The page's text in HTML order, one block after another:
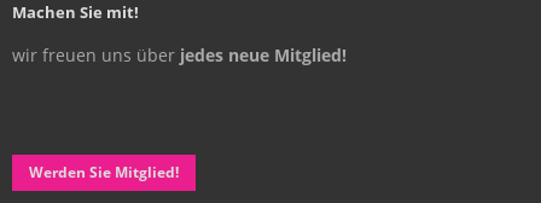
Machen Sie mit!
wir freuen uns über jedes neue Mitglied!
Werden Sie Mitglied!